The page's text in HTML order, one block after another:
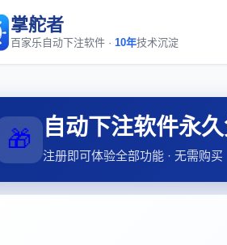
掌舵者
百家乐自动下注软件 · 10年技术沉淀
🎁 自动下注软件永
注册即可体验全部功能 · 无需购买